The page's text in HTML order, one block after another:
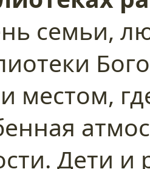
семьи,
местом,
Дети и